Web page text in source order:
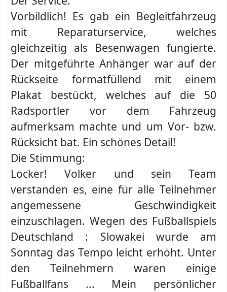
Vorbildlich! Es gab ein Begleitfahrzeug
mit Reparaturservice, welches
gleichzeitig als Besenwagen fungierte.
Der mitgeführte Anhänger war auf der
Rückseite formatfüllend mit einem
Plakat bestückt, welches auf die 50
Radsportler vor dem Fahrzeug
aufmerksam machte und um Vor- bzw.
Rücksicht bat. Ein schönes Detail!
Die Stimmung:
Locker! Volker und sein Team
verstanden es, eine für alle Teilnehmer
angemessene Geschwindigkeit
einzuschlagen. Wegen des Fußballspiels
Deutschland : Slowakei wurde am
Sonntag das Tempo leicht erhöht. Unter
den Teilnehmern waren einige
Fußballfans ... Mein persönlicher